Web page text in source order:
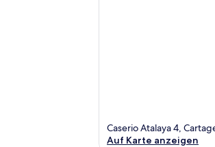
Caserio Atalaya 4,
Auf Karte anzeigen